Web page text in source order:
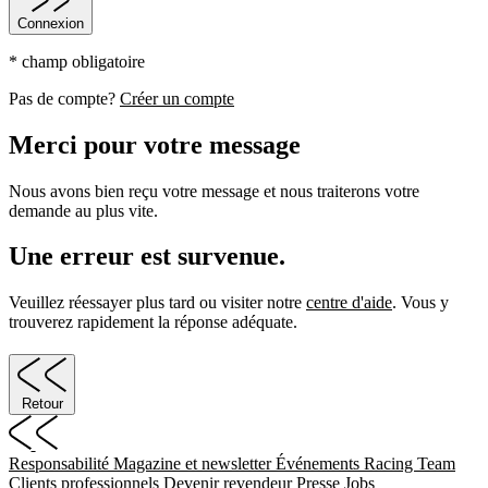
Connexion
* champ obligatoire
Pas de compte? Créer un compte
Merci pour votre message
Nous avons bien reçu votre message et nous traiterons votre
demande au plus vite.
Une erreur est survenue.
Veuillez réessayer plus tard ou visiter notre centre d'aide. Vous y
trouverez rapidement la réponse adéquate.
Retour
Responsabilité Magazine et newsletterÉvénements Racing Team
Clients professionnels Devenir revendeurPresse Jobs